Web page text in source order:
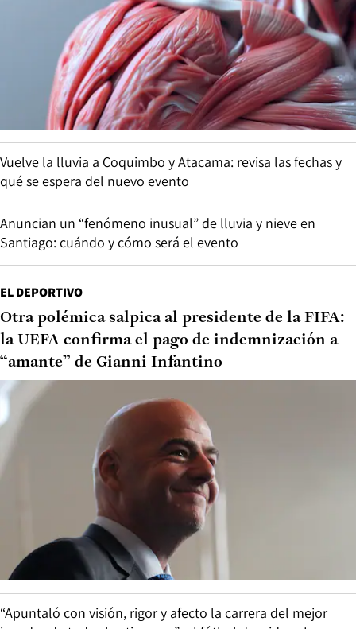
Vuelve la lluvia a Coquimbo y Atacama: revisa las fechas y
qué se espera del nuevo evento
Anuncian un “fenómeno inusual” de lluvia y nieve en
Santiago: cuándo y cómo será el evento
EL DEPORTIVO
Otra polémica salpica al presidente de la FIFA:
la UEFA confirma el pago de indemnización a
“amante” de Gianni Infantino
“Apuntaló con visión, rigor y afecto la carrera del mejor